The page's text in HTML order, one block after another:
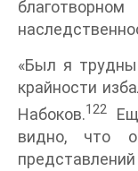
«Был я
крайности
Набоков.122
видно, что